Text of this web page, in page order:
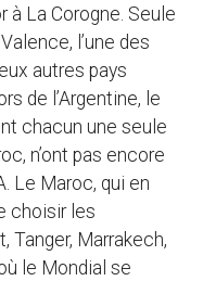
à La Corogne. Seule
l’une des
autres pays
de l’Argentine, le
chacun une seule
n’ont pas encore
Le Maroc, qui en
choisir les
Tanger, Marrakech,
le Mondial se